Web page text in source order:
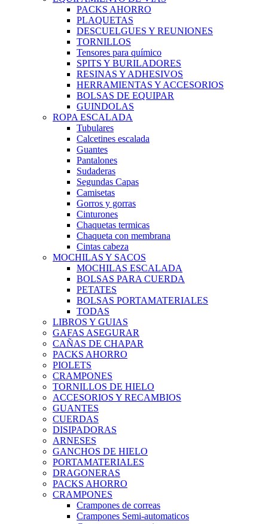
PACKS AHORRO
PLAQUETAS
DESCUELGUES Y REUNIONES
TORNILLOS
Tensores para químico
SPITS Y BURILADORES
RESINAS Y ADHESIVOS
HERRAMIENTAS Y ACCESORIOS
BOLSAS DE EQUIPAR
GUINDOLAS
ROPA ESCALADA
Tubulares
Calcetines escalada
Guantes
Pantalones
Sudaderas
Segundas Capas
Camisetas
Gorros y gorras
Cinturones
Chaquetas termicas
Chaqueta con membrana
Cintas cabeza
MOCHILAS Y SACOS
MOCHILAS ESCALADA
BOLSAS PARA CUERDA
PETATES
BOLSAS PORTAMATERIALES
TODAS
LIBROS Y GUIAS
GAFAS ASEGURAR
CAÑAS DE CHAPAR
PACKS AHORRO
PIOLETS
CRAMPONES
TORNILLOS DE HIELO
ACCESORIOS Y RECAMBIOS
GUANTES
CUERDAS
DISIPADORAS
ARNESES
GANCHOS DE HIELO
PORTAMATERIALES
DRAGONERAS
PACKS AHORRO
CRAMPONES
Crampones de correas
Crampones Semi-automaticos